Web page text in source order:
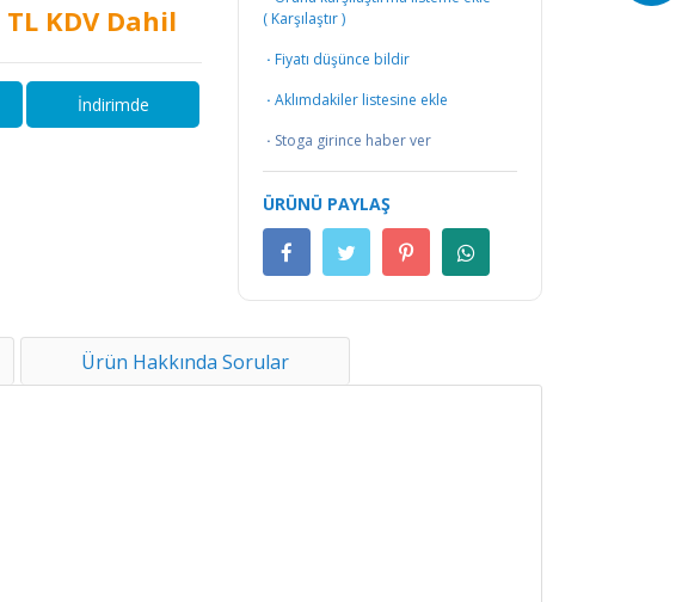
TL KDV Dahil
İndirimde
( Karşılaştır)
· Fiyatı düşünce bildir
· Aklımdakiler listesine ekle
· Stoga girince haber ver
ÜRÜNÜ PAYLAŞ
Ürün Hakkında Sorular